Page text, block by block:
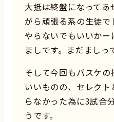
大抵は終盤になって
がら頑張る系の生徒で
やらないでもいいか
ましです。まだましっ
そして今回もバスケ
いいものの、セレク
らなかった為に3試合
うです。